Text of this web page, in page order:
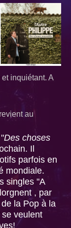
inquiétant. A
au
Des choses
Il
parfois en
mondiale.
singles "A
, par
la Pop à la
veulent